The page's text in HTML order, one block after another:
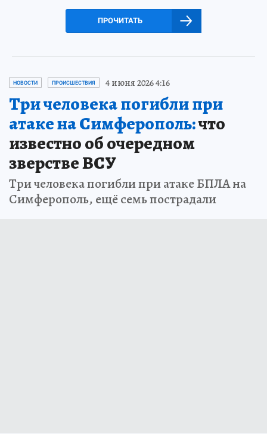
ПРОЧИТАТЬ
НОВОСТИ ПРОИСШЕСТВИЯ 4 июня 2026 4:16
Три человека погибли при
атаке на Симферополь:что
известно об очередном
зверстве ВСУ
Три человека погибли при атаке БПЛА на
Симферополь, ещё семь пострадали